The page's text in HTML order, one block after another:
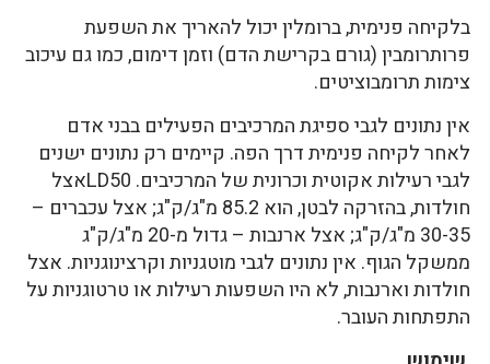
בלקיחה פנימית, ברומלין יכול להאריך את השפעת
פרותרומבין (גורם בקרישת הדם) וזמן דימום, כמו גם עיכוב
צימות תרומבוציטים.
אין נתונים לגבי ספיגת המרכיבים הפעילים בבני אדם
לאחר לקיחה פנימית דרך הפה. קיימים רק נתונים ישנים
לגבי רעילות אקוטית וכרונית של המרכיבים. LD50אצל
חולדות, בהזרקה לבטן, הוא 85.2 מ"ג/ק"ג; אצל עכברים –
30-35 מ"ג/ק"ג; אצל ארנבות – גדול מ-20 מ"ג/ק"ג
ממשקל הגוף. אין נתונים לגבי מוטגניות וקרצינוגניות. אצל
חולדות וארנבות, לא היו השפעות רעילות או טרטוגניות על
התפתחות העובר.